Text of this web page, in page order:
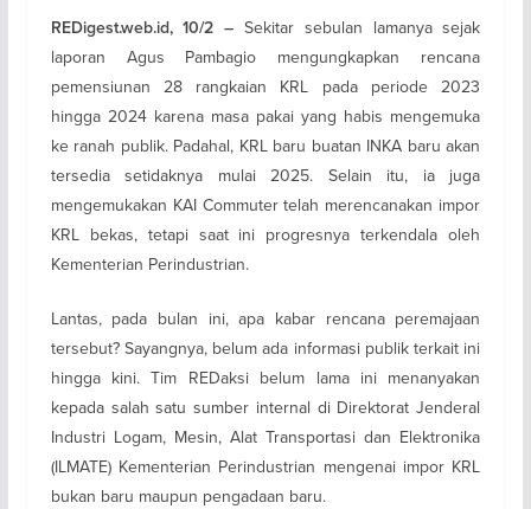
REDigest.web.id, 10/2 – Sekitar sebulan lamanya sejak
laporan Agus Pambagio mengungkapkan rencana
pemensiunan 28 rangkaian KRL pada periode 2023
hingga 2024 karena masa pakai yang habis mengemuka
ke ranah publik. Padahal, KRL baru buatan INKA baru akan
tersedia setidaknya mulai 2025. Selain itu, ia juga
mengemukakan KAI Commuter telah merencanakan impor
KRL bekas, tetapi saat ini progresnya terkendala oleh
Kementerian Perindustrian.
Lantas, pada bulan ini, apa kabar rencana peremajaan
tersebut? Sayangnya, belum ada informasi publik terkait ini
hingga kini. Tim REDaksi belum lama ini menanyakan
kepada salah satu sumber internal di Direktorat Jenderal
Industri Logam, Mesin, Alat Transportasi dan Elektronika
(ILMATE) Kementerian Perindustrian mengenai impor KRL
bukan baru maupun pengadaan baru.